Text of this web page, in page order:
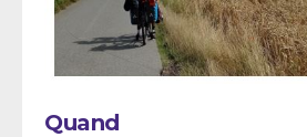
Quand